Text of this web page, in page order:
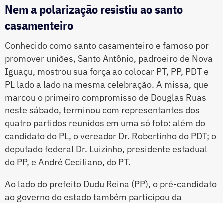
Nem a polarização resistiu ao santo
casamenteiro
Conhecido como santo casamenteiro e famoso por
promover uniões, Santo Antônio, padroeiro de Nova
Iguaçu, mostrou sua força ao colocar PT, PP, PDT e
PL lado a lado na mesma celebração. A missa, que
marcou o primeiro compromisso de Douglas Ruas
neste sábado, terminou com representantes dos
quatro partidos reunidos em uma só foto: além do
candidato do PL, o vereador Dr. Robertinho do PDT; o
deputado federal Dr. Luizinho, presidente estadual
do PP, e André Ceciliano, do PT.
Ao lado do prefeito Dudu Reina (PP), o pré-candidato
ao governo do estado também participou da